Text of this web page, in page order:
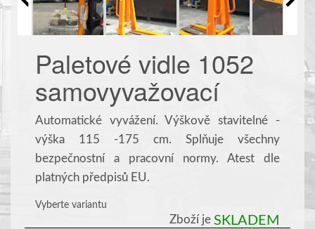
Paletové vidle 1052
samovyvažovací
Automatické vyvážení. Výškově stavitelné -
výška 115 -175 cm. Splňuje všechny
bezpečnostní a pracovní normy. Atest dle
platných předpisů EU.
Vyberte variantu
Zboží je SKLADEM